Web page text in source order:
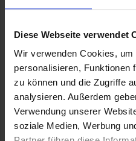
Diese Webseite verwendet
Wir verwenden Cookies,
personalisieren, Funktionen
zu können und die Zugriffe
analysieren. Außerdem
Verwendung unserer
soziale Medien, Werbung